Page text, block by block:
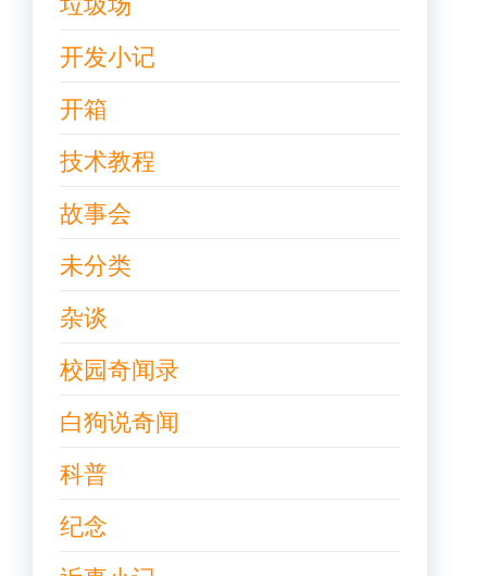
开发小记
开箱
技术教程
故事会
未分类
杂谈
校园奇闻录
白狗说奇闻
科普
纪念